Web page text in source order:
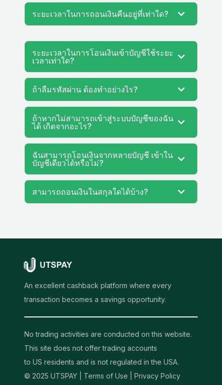
ระยะเวลาในการถอนเงินคืนอยู่ที่เท่าใด?
ระยะเวลาในการโอนเงินเข้าบัญชีใช้ระยะ
เวลาเท่าใด?
ถ้าลืมรหัสผ่าน ต้องทำอย่างไร?
ถ้าหากไม่สามารถเข้าสู่ระบบบัญชีของฉัน
ได้ เกิดจากอะไร?
ฉันสามารถโอนเงินจากหลายบัญชี เข้าใน
บัญชีเดียวได้หรือไม่?
สามารถถอนเงินในสกุลใดได้บ้าง?
An excellent cashback platform where every
transaction becomes a savings opportunity.
No trading activities are conducted on this website.
This site does not offer trading accounts
to US residents and is not regulated in the USA.
© 2025 UTSPAY | Terms of Use Privacy Policy